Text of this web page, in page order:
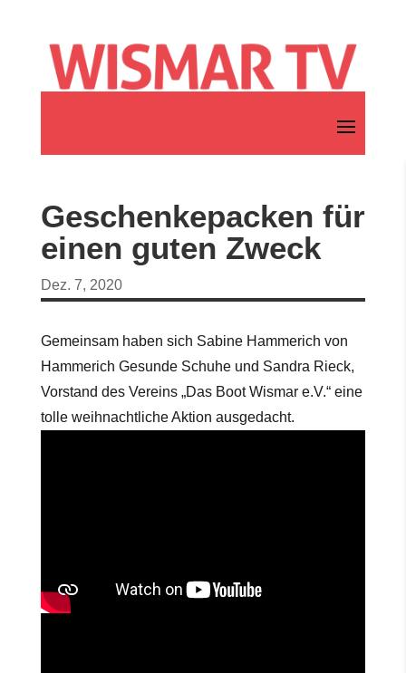
Geschenkepacken für
einen guten Zweck
Dez. 7, 2020
Gemeinsam haben sich Sabine Hammerich von
Hammerich Gesunde Schuhe und Sandra Rieck,
Vorstand des Vereins „Das Boot Wismar e.V.“ eine
tolle weihnachtliche Aktion ausgedacht.